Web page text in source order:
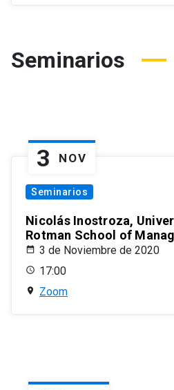
Seminarios
3 NOV
Seminarios
Nicolás Inostroza,
Rotman School of
3 de Noviembre de 2020
17:00
Zoom